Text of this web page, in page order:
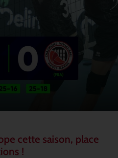
cette saison, place
!